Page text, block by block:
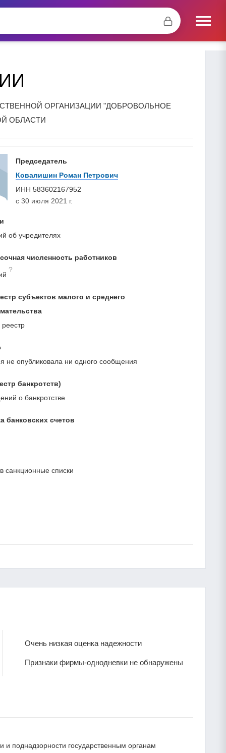
ОРГАНИЗАЦИИ "ДОБРОВОЛЬНОЕ
ОБЛАСТИ
Председатель
Ковалишин Роман Петрович
ИНН 583602167952
с 30 июля 2021 г.
об учредителях
численность работников
?
субъектов малого и среднего
реестр
не опубликовала ни одного сообщения
банкротств)
о банкротстве
банковских счетов
санкционные списки
Очень низкая оценка надежности
Признаки фирмы-однодневки не обнаружены
и поднадзорности государственным органам